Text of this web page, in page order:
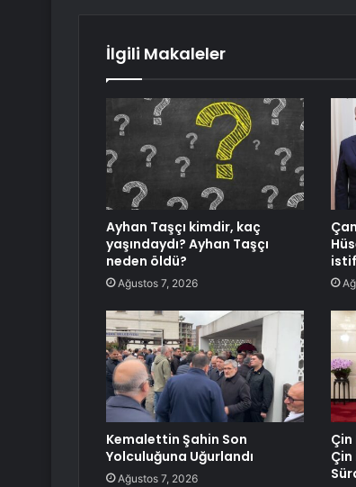
İlgili Makaleler
Ayhan Taşçı kimdir, kaç
yaşındaydı? Ayhan Taşçı
neden öldü?
Ağustos 7, 2026
Kemalettin Şahin Son
Yolculuğuna Uğurlandı
Ağustos 7, 2026
Çin